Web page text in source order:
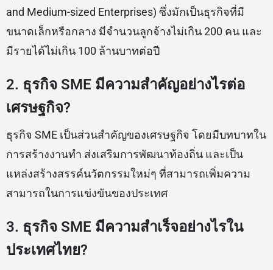
and Medium-sized Enterprises) ซึ่งมักเป็นธุรกิจที่มี
ขนาดเล็กหรือกลาง มีจำนวนลูกจ้างไม่เกิน 200 คน และ
มีรายได้ไม่เกิน 100 ล้านบาทต่อปี
2. ธุรกิจ SME มีความสำคัญอย่างไรต่อ
เศรษฐกิจ?
ธุรกิจ SME เป็นส่วนสำคัญของเศรษฐกิจ โดยมีบทบาทใน
การสร้างงานทำ ส่งเสริมการพัฒนาท้องถิ่น และเป็น
แหล่งสร้างสรรค์นวัตกรรมใหม่ๆ ที่สามารถเพิ่มความ
สามารถในการแข่งขันของประเทศ
3. ธุรกิจ SME มีความสำเร็จอย่างไรใน
ประเทศไทย?